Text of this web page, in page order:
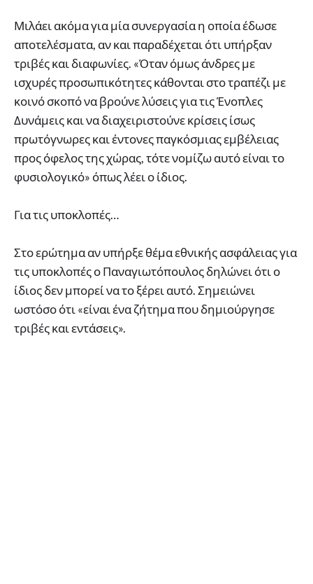
Μιλάει ακόμα για μία συνεργασία η οποία έδωσε
αποτελέσματα, αν και παραδέχεται ότι υπήρξαν
τριβές και διαφωνίες. «Όταν όμως άνδρες με
ισχυρές προσωπικότητες κάθονται στο τραπέζι με
κοινό σκοπό να βρούνε λύσεις για τις Ένοπλες
Δυνάμεις και να διαχειριστούνε κρίσεις ίσως
πρωτόγνωρες και έντονες παγκόσμιας εμβέλειας
προς όφελος της χώρας, τότε νομίζω αυτό είναι το
φυσιολογικό» όπως λέει ο ίδιος.
Για τις υποκλοπές…
Στο ερώτημα αν υπήρξε θέμα εθνικής ασφάλειας για
τις υποκλοπές ο Παναγιωτόπουλος δηλώνει ότι ο
ίδιος δεν μπορεί να το ξέρει αυτό. Σημειώνει
ωστόσο ότι «είναι ένα ζήτημα που δημιούργησε
τριβές και εντάσεις».